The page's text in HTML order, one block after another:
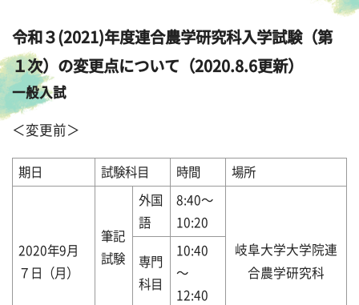
令和３(2021)年度連合農学研究科入学試験（第
１次）の変更点について（2020.8.6更新）
一般入試
＜変更前＞
期日 試験科目 時間 場所
2020年9月
７日（月）
筆記
試験
外国
語
8:40～
10:20
岐阜大学大学院連
合農学研究科
専門
科目
10:40
～
12:40